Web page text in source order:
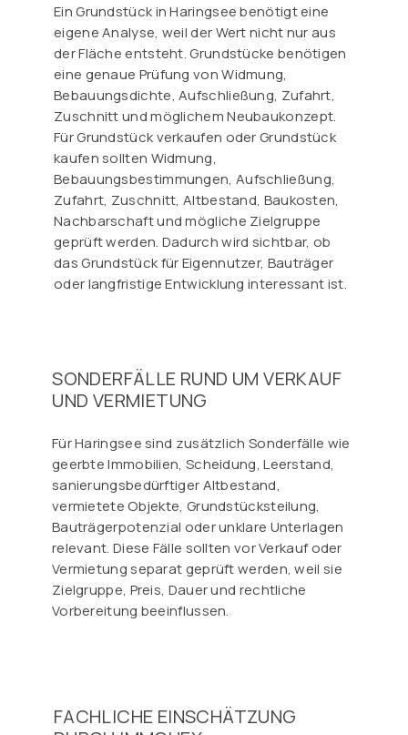
Ein Grundstück in Haringsee benötigt eine
eigene Analyse, weil der Wert nicht nur aus
der Fläche entsteht. Grundstücke benötigen
eine genaue Prüfung von Widmung,
Bebauungsdichte, Aufschließung, Zufahrt,
Zuschnitt und möglichem Neubaukonzept.
Für Grundstück verkaufen oder Grundstück
kaufen sollten Widmung,
Bebauungsbestimmungen, Aufschließung,
Zufahrt, Zuschnitt, Altbestand, Baukosten,
Nachbarschaft und mögliche Zielgruppe
geprüft werden. Dadurch wird sichtbar, ob
das Grundstück für Eigennutzer, Bauträger
oder langfristige Entwicklung interessant ist.
SONDERFÄLLE RUND UM VERKAUF
UND VERMIETUNG
Für Haringsee sind zusätzlich Sonderfälle wie
geerbte Immobilien, Scheidung, Leerstand,
sanierungsbedürftiger Altbestand,
vermietete Objekte, Grundstücksteilung,
Bauträgerpotenzial oder unklare Unterlagen
relevant. Diese Fälle sollten vor Verkauf oder
Vermietung separat geprüft werden, weil sie
Zielgruppe, Preis, Dauer und rechtliche
Vorbereitung beeinflussen.
FACHLICHE EINSCHÄTZUNG